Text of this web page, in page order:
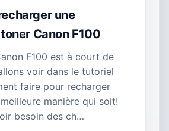
une
Canon F100
F100 est à court de
voir dans le tutoriel
faire pour recharger
manière qui soit!
besoin des ch…